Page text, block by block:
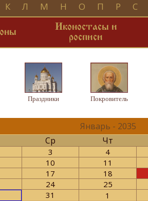
К Л М Н О П Р С
Иконостасы и
росписи
Праздники Покровитель
Январь - 2035
Ср Чт
3 4
10 11
17 18
24 25
31 1